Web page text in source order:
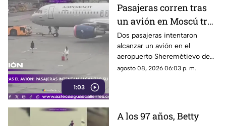
1:03
Pasajeras corren tras
un avión en Moscú tras
llegar tarde a su vuelo
Dos pasajeras intentaron
alcanzar un avión en el
aeropuerto Sheremétievo de
Moscú tras llegar tarde a su
agosto 08, 2026 06:03 p. m.
A los 97 años, Betty